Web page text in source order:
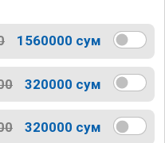
1560000 сум
320000 сум
320000 сум